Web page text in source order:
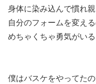
身体に染み込んで慣れ
自分のフォームを変える
めちゃくちゃ勇気がいる
僕はバスケをやってたの